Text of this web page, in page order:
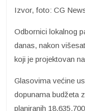
Izvor, foto: CG
Odbornici lokalnog
danas, nakon
koji je projektovan
Glasovima većine
dopunama budžeta
planiranih